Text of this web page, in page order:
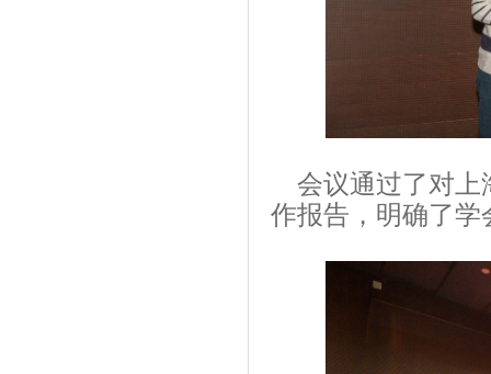
会议通过了对上
作报告，明确了